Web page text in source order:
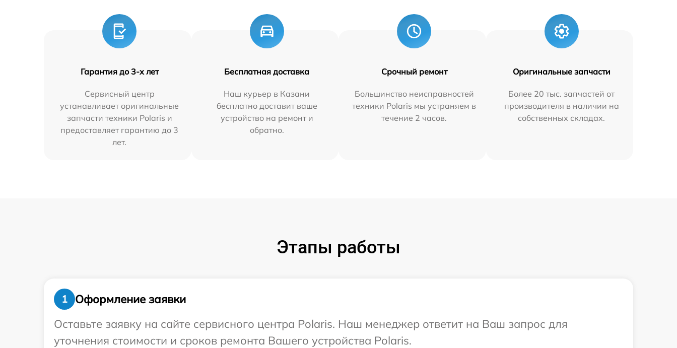
Гарантия до 3-х лет
Сервисный центр
устанавливает оригинальные
запчасти техники Polaris и
предоставляет гарантию до 3
лет.
Бесплатная доставка
Наш курьер в Казани
бесплатно доставит ваше
устройство на ремонт и
обратно.
Срочный ремонт
Большинство неисправностей
техники Polaris мы устраняем в
течение 2 часов.
Оригинальные запчасти
Более 20 тыс. запчастей от
производителя в наличии на
собственных складах.
Этапы работы
1
Оформление заявки
Оставьте заявку на сайте сервисного центра Polaris. Наш менеджер ответит на Ваш запрос для
уточнения стоимости и сроков ремонта Вашего устройства Polaris.